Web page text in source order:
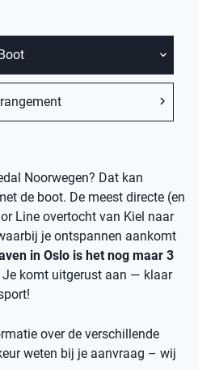
Noorwegen? Dat kan
de boot. De meest directe (en
Line overtocht van Kiel naar
je ontspannen aankomt
in Oslo is het nog maar 3
Je komt uitgerust aan — klaar
over de verschillende
weten bij je aanvraag – wij